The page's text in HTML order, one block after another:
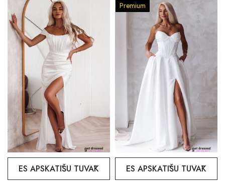
ES APSKATĪŠU TUVĀK
Premium
ES APSKATĪŠU TUVĀK